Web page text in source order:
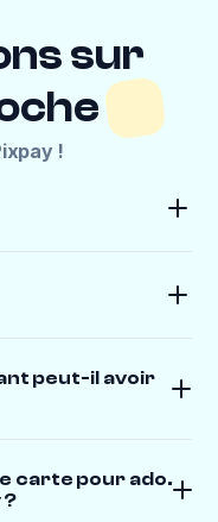
sur
!
peut-il avoir
carte pour ado.
?